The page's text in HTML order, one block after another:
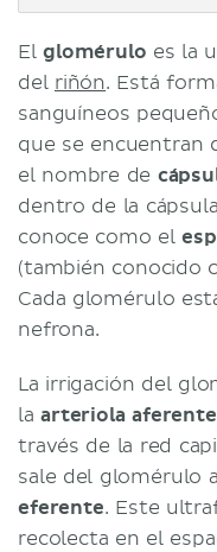
Elglomérulo es la
del riñón. Está
sanguíneos
que se encuentran
el nombre de
dentro de la
conoce como el
(también conocido
Cada glomérulo
nefrona.
La irrigación del
laarteriola aferente
través de la red
sale del glomérulo
eferente. Este
recolecta en el